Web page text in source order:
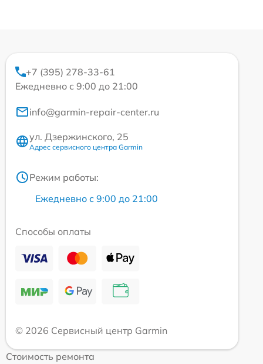
+7 (395) 278-33-61
Ежедневно с 9:00 до 21:00
info@garmin-repair-center.ru
ул. Дзержинского, 25
Адрес сервисного центра Garmin
Режим работы:
Ежедневно с 9:00 до 21:00
Способы оплаты
© 2026 Сервисный центр Garmin
Стоимость ремонта